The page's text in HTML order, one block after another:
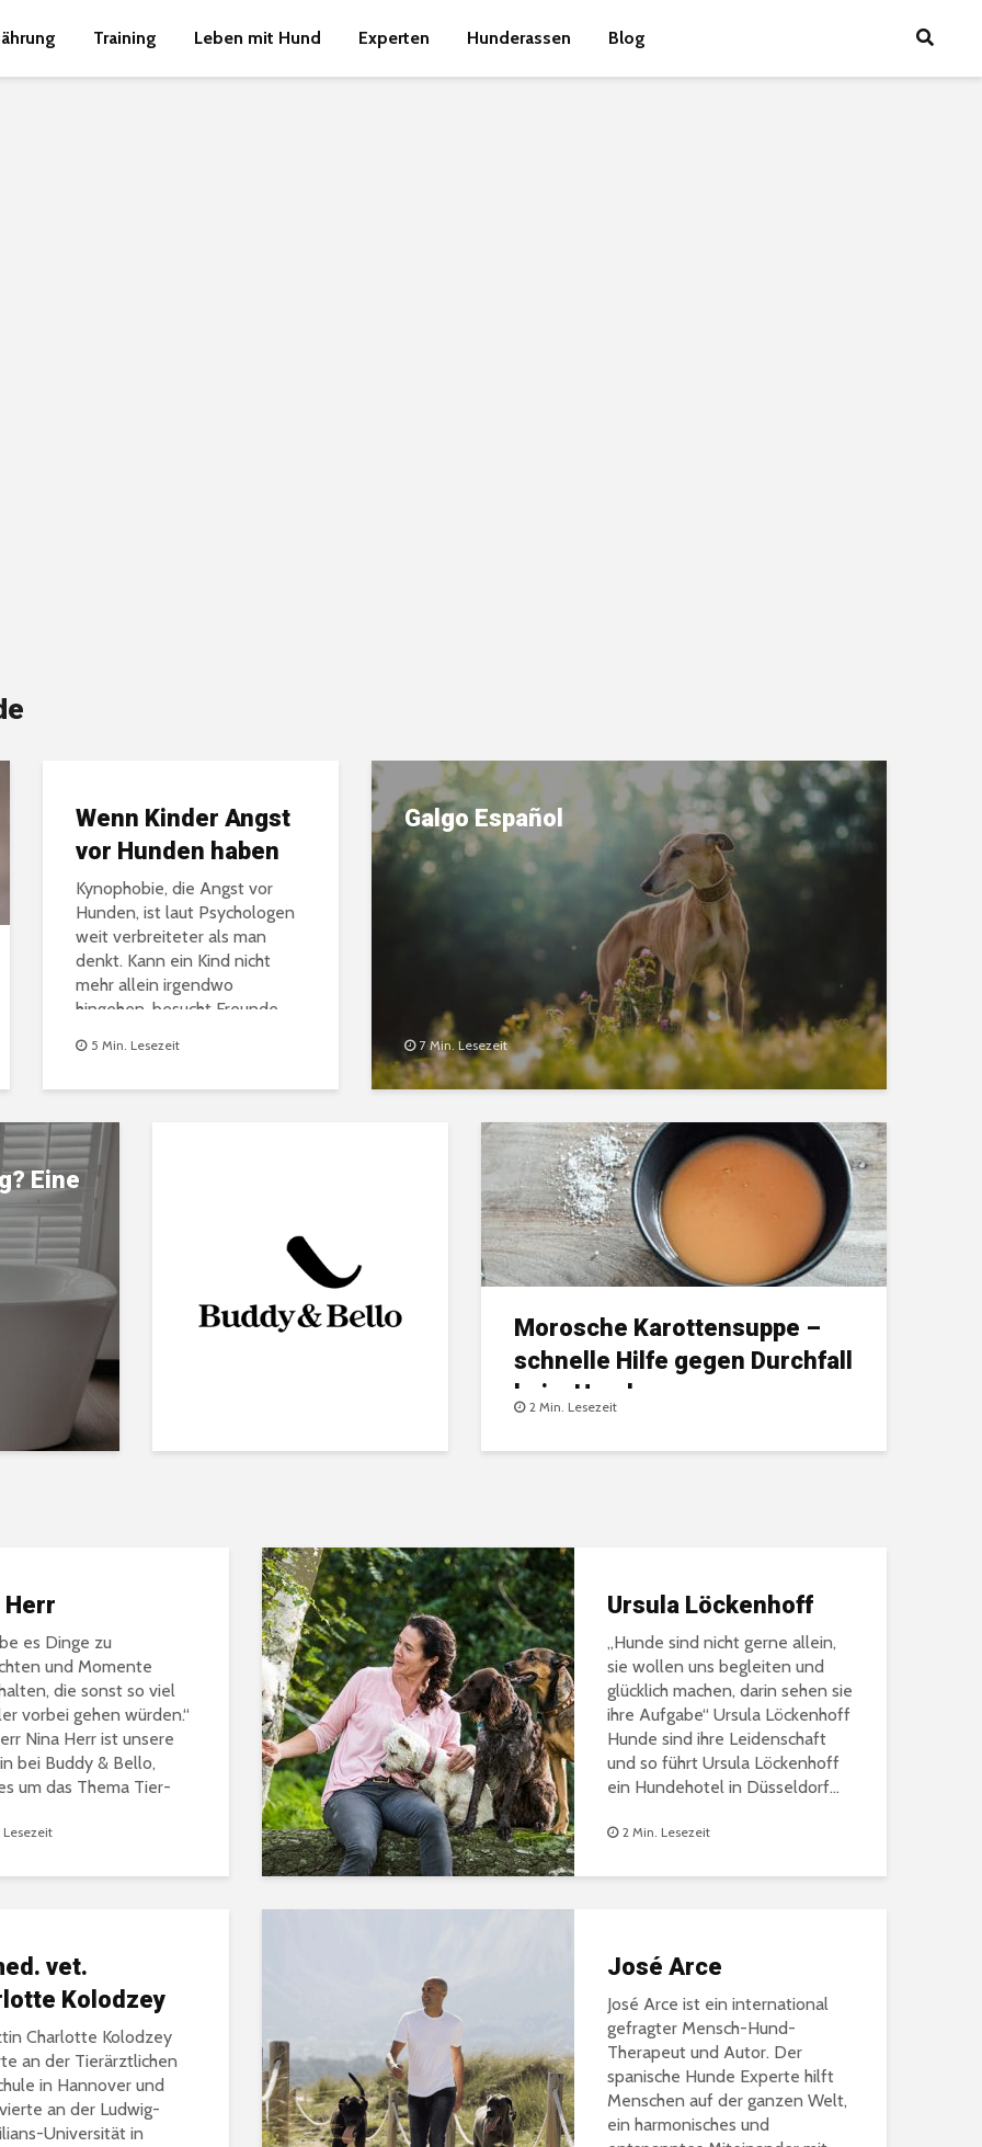
Training Leben mit Hund Experten Hunderassen Blog
von
Wenn Kinder Angst
vor Hunden haben
Kynophobie, die Angst vor
Hunden, ist laut Psychologen
weit verbreiteter als man
denkt. Kann ein Kind nicht
mehr allein irgendwo
hingehen, besucht Freunde
die Straßenseite, aus Angst
5 Min. Lesezeit
Galgo Españ​ol
7 Min. Lesezeit
Eine
Morosche Karottensuppe –
schnelle Hilfe gegen Durchfall
beim Hund
2 Min. Lesezeit
Herr
es Dinge zu
und Momente
die sonst so viel
vorbei gehen würden.“
Nina Herr ist unsere
bei Buddy & Bello,
um das Thema Tier-
Lesezeit
Ursula Löckenhoff
„Hunde sind nicht gerne allein,
sie wollen uns begleiten und
glücklich machen, darin sehen sie
ihre Aufgabe“ Ursula Löckenhoff
Hunde sind ihre Leidenschaft
und so führt Ursula Löckenhoff
ein Hundehotel in Düsseldorf...
2 Min. Lesezeit
vet.
Kolodzey
Charlotte Kolodzey
an der Tierärztlichen
in Hannover und
an der Ludwig-
Universität in
José Arce
José Arce ist ein international
gefragter Mensch-Hund-
Therapeut und Autor. Der
spanische Hunde Experte hilft
Menschen auf der ganzen Welt,
ein harmonisches und